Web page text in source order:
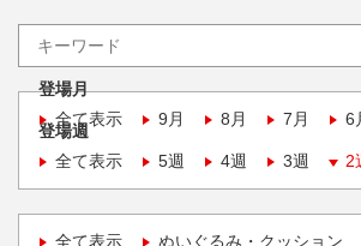
登場月
全て表示
9月 8月 7月 6
登場週
全て表示
5週 4週 3週 2
全て表示 ぬいぐるみ・クッション